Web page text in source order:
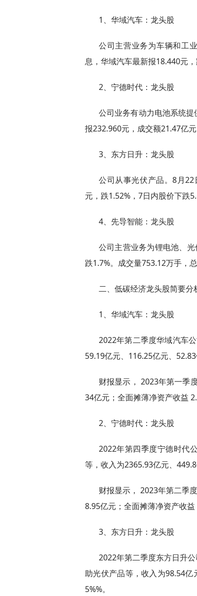
1、华域汽车：龙头股
公司主营业务为车辆和工
息，华域汽车最新报18.440元
2、宁德时代：龙头股
公司业务有动力电池系统
报232.960元，成交额21.47亿元
3、东方日升：龙头股
公司从事光伏产品。8月
元，跌1.52%，7日内股价下跌
4、先导智能：龙头股
公司主营业务为锂电池、
跌1.7%。成交量753.12万手，
二、低碳经济龙头股简要分
1、华域汽车：龙头股
2022年第二季度华域汽车
59.19亿元、116.25亿元、
财报显示， 2023年第一季
34亿元；全面摊薄净资产收益
2、宁德时代：龙头股
2022年第四季度宁德时代
等，收入为2365.93亿元、
财报显示， 2023年第二季
8.95亿元；全面摊薄净资产收益
3、东方日升：龙头股
2022年第二季度东方日升
助光伏产品等，收入为98.54亿
5%%。